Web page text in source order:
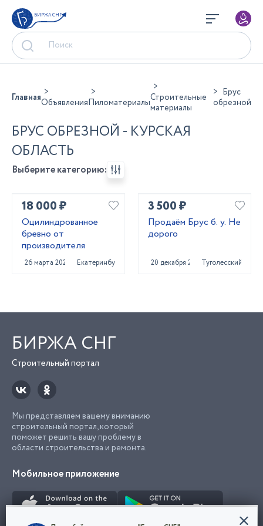
БИРЖА СНГ
ГлавнаяОбъявленияПиломатериалыСтроительные
материалы
Брус
обрезной
БРУС ОБРЕЗНОЙ - КУРСКАЯ
ОБЛАСТЬ
Выберите категорию:
18 000 ₽
Оцилиндрованное
бревно от
производителя
26 марта 2022 Екатеринбург
3 500 ₽
Продаём Брус б. у. Не
дорого
20 декабря 2020Туголесский Бор
БИРЖА СНГ
Строительный портал
Мы представляем вашему вниманию
строительный портал, который
поможет решить вашу проблему в
области строительства и ремонта.
Мобильное приложение